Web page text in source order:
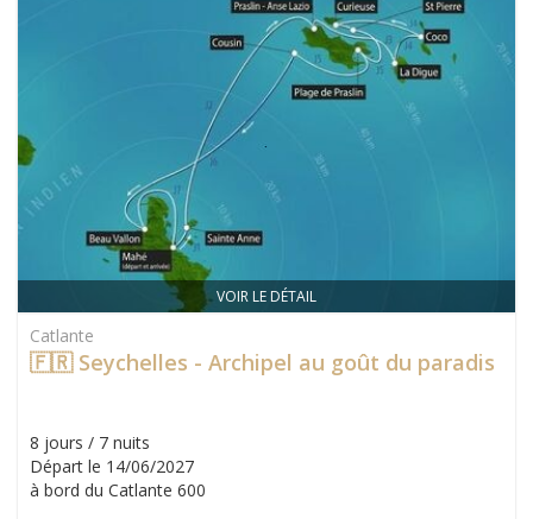
VOIR LE DÉTAIL
Catlante
🇫🇷 Seychelles - Archipel au goût du paradis
8 jours / 7 nuits
Départ le 14/06/2027
à bord du Catlante 600